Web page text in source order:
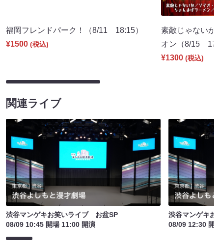
福岡フレンドパーク！（8/11 18:15）
¥1500 (税込)
素敵じゃないか
オン（8/15
¥1300 (税込)
関連ライブ
渋谷マンゲキお笑いライブ お盆SP
08/09 10:45 開場 11:00 開演
渋谷マンゲキ
08/09 12:30 開